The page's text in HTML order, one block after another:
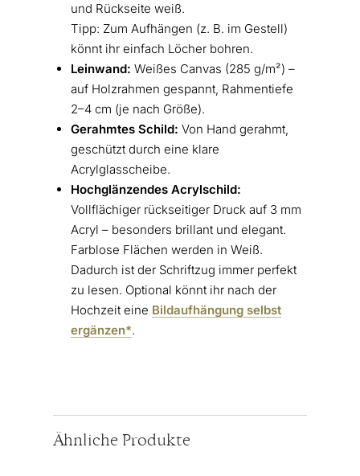
und Rückseite weiß.
Tipp: Zum Aufhängen (z. B. im Gestell)
könnt ihr einfach Löcher bohren.
Leinwand: Weißes Canvas (285 g/m²) –
auf Holzrahmen gespannt, Rahmentiefe
2–4 cm (je nach Größe).
Gerahmtes Schild: Von Hand gerahmt,
geschützt durch eine klare
Acrylglasscheibe.
Hochglänzendes Acrylschild:
Vollflächiger rückseitiger Druck auf 3 mm
Acryl – besonders brillant und elegant.
Farblose Flächen werden in Weiß.
Dadurch ist der Schriftzug immer perfekt
zu lesen. Optional könnt ihr nach der
Hochzeit eine Bildaufhängung selbst
ergänzen*.
Ähnliche Produkte